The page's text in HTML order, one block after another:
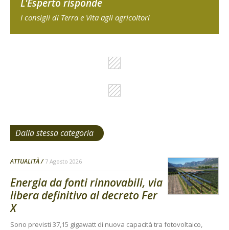
L'Esperto risponde
I consigli di Terra e Vita agli agricoltori
Dalla stessa categoria
ATTUALITÀ 7 Agosto 2026
Energia da fonti rinnovabili, via
libera definitivo al decreto Fer
X
Sono previsti 37,15 gigawatt di nuova capacità tra fotovoltaico,